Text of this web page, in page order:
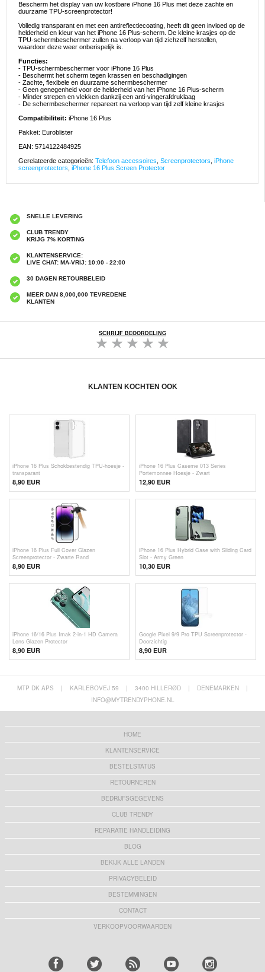
Bescherm het display van uw kostbare iPhone 16 Plus met deze zachte en
duurzame TPU-screenprotector!
Volledig transparant en met een antireflectiecoating, heeft dit geen invloed op de
helderheid en kleur van het iPhone 16 Plus-scherm. De kleine krasjes op de
TPU-schermbeschermer zullen na verloop van tijd zichzelf herstellen,
waardoor deze weer onberispelijk is.
Functies:
- TPU-schermbeschermer voor iPhone 16 Plus
- Beschermt het scherm tegen krassen en beschadigingen
- Zachte, flexibele en duurzame schermbeschermer
- Geen genegenheid voor de helderheid van het iPhone 16 Plus-scherm
- Minder strepen en vlekken dankzij een anti-vingerafdruklaag
- De schermbeschermer repareert na verloop van tijd zelf kleine krasjes
Compatibiliteit: iPhone 16 Plus
Pakket: Euroblister
EAN: 5714122484925
Gerelateerde categorieën: Telefoon accessoires Screenprotectors iPhone
screenprotectors iPhone 16 Plus Screen Protector
SNELLE LEVERING
CLUB TRENDY
KRIJG 7% KORTING
KLANTENSERVICE:
LIVE CHAT: MA-VRIJ: 10:00 - 22:00
30 DAGEN RETOURBELEID
MEER DAN 8,000,000 TEVREDENE
KLANTEN
SCHRIJF BEOORDELING
KLANTEN KOCHTEN OOK
iPhone 16 Plus Schokbestendig TPU-hoesje -
transparant
8,90 EUR
iPhone 16 Plus Caseme 013 Series
Portemonnee Hoesje - Zwart
12,90 EUR
iPhone 16 Plus Full Cover Glazen
Screenprotector - Zwarte Rand
8,90 EUR
iPhone 16 Plus Hybrid Case with Sliding Card
Slot - Army Green
10,30 EUR
iPhone 16/16 Plus Imak 2-in-1 HD Camera
Lens Glazen Protector
8,90 EUR
Google Pixel 9/9 Pro TPU Screenprotector -
Doorzichtig
8,90 EUR
MTP DK APS | KARLEBOVEJ 59 | 3400 HILLERØD | DENEMARKEN
|
INFO@MYTRENDYPHONE.NL
HOME
KLANTENSERVICE
BESTELSTATUS
RETOURNEREN
BEDRIJFSGEGEVENS
CLUB TRENDY
REPARATIE HANDLEIDING
BLOG
BEKIJK ALLE LANDEN
PRIVACYBELEID
BESTEMMINGEN
CONTACT
VERKOOPVOORWAARDEN